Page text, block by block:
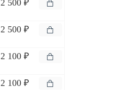
2 500 ₽
2 500 ₽
2 100 ₽
2 100 ₽